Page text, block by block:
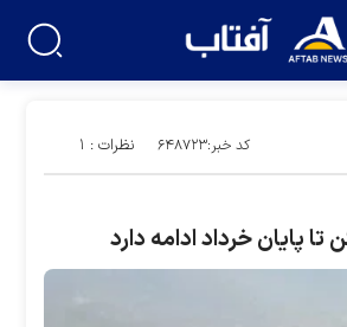
کد خبر:۶۴۸۷۲۳ نظرات : ۱
پایان خرداد ادامه دارد